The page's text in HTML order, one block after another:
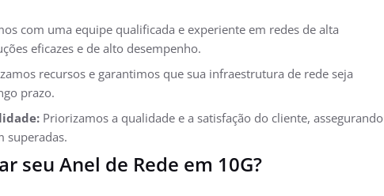
com uma equipe qualificada e experiente em redes de alta
eficazes e de alto desempenho.
recursos e garantimos que sua infraestrutura de rede seja
prazo.
Priorizamos a qualidade e a satisfação do cliente, assegurando
superadas.
seu Anel de Rede em 10G?